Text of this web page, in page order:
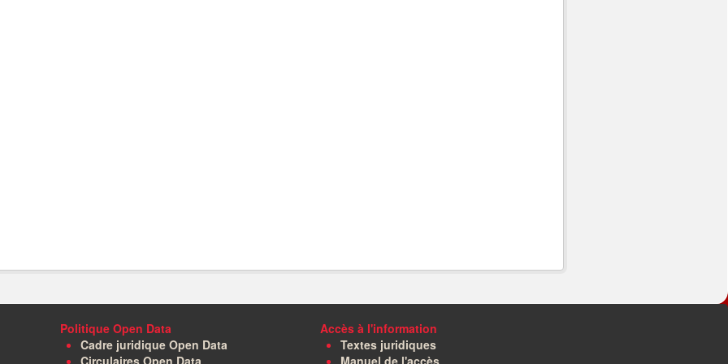
Politique Open Data
Cadre juridique Open Data
Circulaires Open Data
Accès à l'information
Textes juridiques
Manuel de l'accès